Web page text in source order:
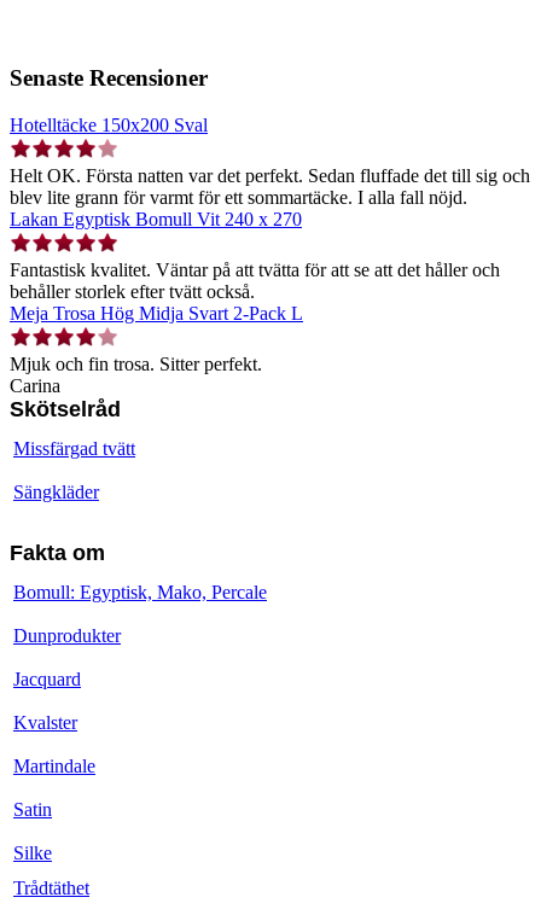
Senaste Recensioner
Hotelltäcke 150x200 Sval
Helt OK. Första natten var det perfekt. Sedan fluffade det till sig och
blev lite grann för varmt för ett sommartäcke. I alla fall nöjd.
Lakan Egyptisk Bomull Vit 240 x 270
Fantastisk kvalitet. Väntar på att tvätta för att se att det håller och
behåller storlek efter tvätt också.
Meja Trosa Hög Midja Svart 2-Pack L
Mjuk och fin trosa. Sitter perfekt.
Carina
Skötselråd
Missfärgad tvätt
Sängkläder
Fakta om
Bomull: Egyptisk, Mako, Percale
Dunprodukter
Jacquard
Kvalster
Martindale
Satin
Silke
Trådtäthet